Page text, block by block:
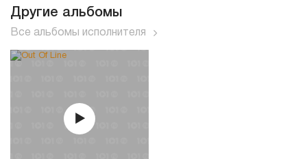
Другие альбомы
Все альбомы исполнителя